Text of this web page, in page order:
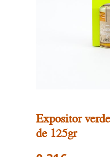
Expositor
de 125gr